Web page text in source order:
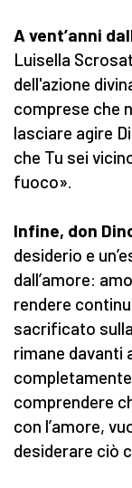
A vent’anni
Luisella
dell'azione
comprese che
lasciare agire
che Tu sei
fuoco».
Infine, don
desiderio e
dall’amore:
rendere
sacrificato
rimane davanti
comprendere
con l’amore,
desiderare ciò